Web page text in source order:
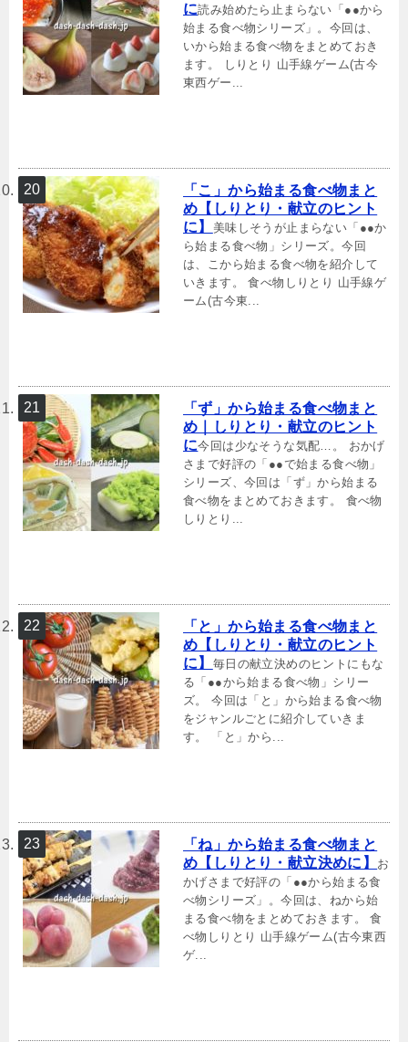
に読み始めたら止まらない「●●から
始まる食べ物シリーズ」。今回は、
いから始まる食べ物をまとめておき
ます。 しりとり 山手線ゲーム(古今
東西ゲー...
「こ」から始まる食べ物まと
め【しりとり・献立のヒント
に】
美味しそうが止まらない「●●か
ら始まる食べ物」シリーズ。今回
は、こから始まる食べ物を紹介して
いきます。 食べ物しりとり 山手線ゲ
ーム(古今東...
「ず」から始まる食べ物まと
め｜しりとり・献立のヒント
に今回は少なそうな気配…。 おかげ
さまで好評の「●●で始まる食べ物」
シリーズ、今回は「ず」から始まる
食べ物をまとめておきます。 食べ物
しりとり...
「と」から始まる食べ物まと
め【しりとり・献立のヒント
に】 毎日の献立決めのヒントにもな
る「●●から始まる食べ物」シリー
ズ。 今回は「と」から始まる食べ物
をジャンルごとに紹介していきま
す。 「と」から...
「ね」から始まる食べ物まと
め【しりとり・献立決めに】
お
かげさまで好評の「●●から始まる食
べ物シリーズ」。今回は、ねから始
まる食べ物をまとめておきます。 食
べ物しりとり 山手線ゲーム(古今東西
ゲ...